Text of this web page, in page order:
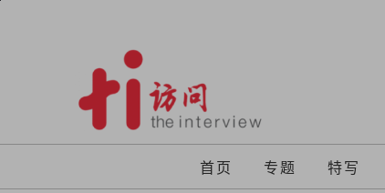
首页 专题 特写